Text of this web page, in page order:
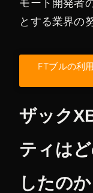
モート開発者
とする業界の
FTブルの利
ザック
ティは
したのか